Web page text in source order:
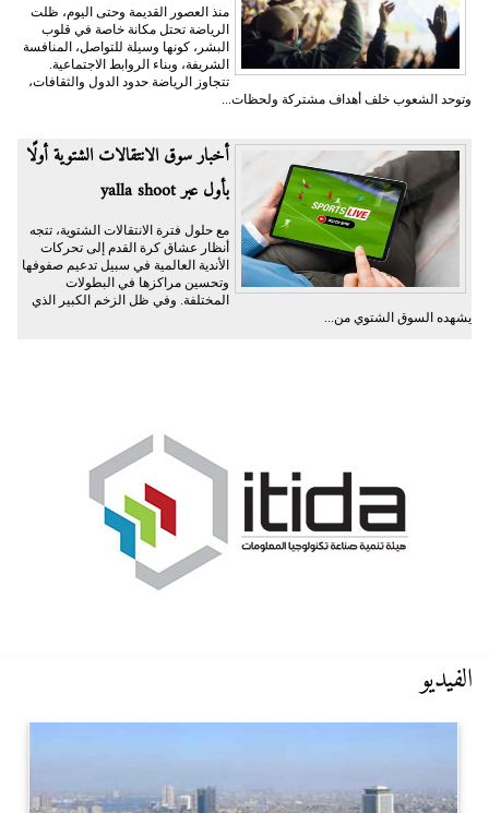
منذ العصور القديمة وحتى اليوم، ظلت
الرياضة تحتل مكانة خاصة في قلوب
البشر، كونها وسيلة للتواصل، المنافسة
الشريفة، وبناء الروابط الاجتماعية.
تتجاوز الرياضة حدود الدول والثقافات،
وتوحد الشعوب خلف أهداف مشتركة ولحظات...
أخبار سوق الانتقالات الشتوية أولًا
بأول عبر yalla shoot
مع حلول فترة الانتقالات الشتوية، تتجه
أنظار عشاق كرة القدم إلى تحركات
الأندية العالمية في سبيل تدعيم صفوفها
وتحسين مراكزها في البطولات
المختلفة. وفي ظل الزخم الكبير الذي
يشهده السوق الشتوي من...
الفيديو